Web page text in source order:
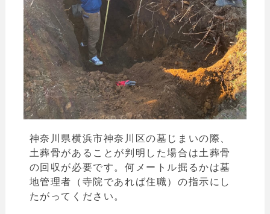
神奈川県横浜市神奈川区の墓じまいの際、
土葬骨があることが判明した場合は土葬骨
の回収が必要です。 何メートル掘るかは墓
地管理者（寺院であれば住職）の指示にし
たがってください。